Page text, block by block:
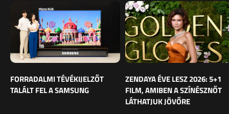
FORRADALMI TÉVÉKIJELZŐT
TALÁLT FEL A SAMSUNG
ZENDAYA ÉVE LESZ 2026: 5+1
FILM, AMIBEN A SZÍNÉSZNŐT
LÁTHATJUK JÖVŐRE